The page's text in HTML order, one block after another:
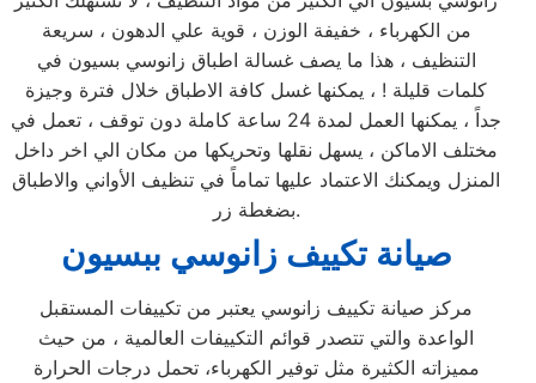
من الكهرباء ، خفيفة الوزن ، قوية علي الدهون ، سريعة
التنظيف ، هذا ما يصف غسالة اطباق زانوسي بسيون في
كلمات قليلة ! ، يمكنها غسل كافة الاطباق خلال فترة وجيزة
جداً ، يمكنها العمل لمدة 24 ساعة كاملة دون توقف ، تعمل في
مختلف الاماكن ، يسهل نقلها وتحريكها من مكان الي اخر داخل
المنزل ويمكنك الاعتماد عليها تماماً في تنظيف الأواني والاطباق
بضغطة زر.
صيانة تكييف زانوسي ببسيون
مركز صيانة تكييف زانوسي يعتبر من تكييفات المستقبل
الواعدة والتي تتصدر قوائم التكييفات العالمية ، من حيث
مميزاته الكثيرة مثل توفير الكهرباء، تحمل درجات الحرارة